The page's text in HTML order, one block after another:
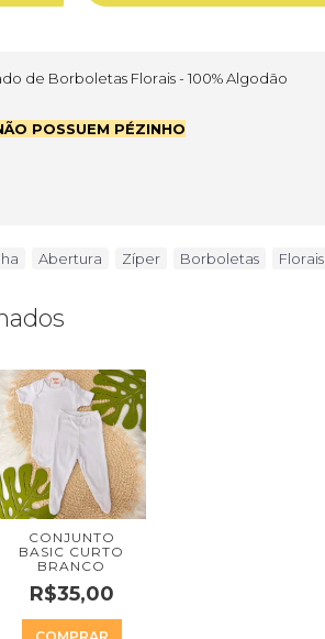
de Borboletas Florais - 100% Algodão
POSSUEM PÉZINHO
Abertura Zíper Borboletas Florais
CONJUNTO
BASIC CURTO
BRANCO
R$35,00